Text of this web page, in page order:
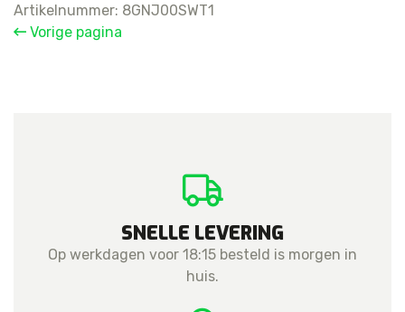
Artikelnummer: 8GNJ00SWT1
Vorige pagina
SNELLE LEVERING
Op werkdagen voor 18:15 besteld is morgen in
huis.